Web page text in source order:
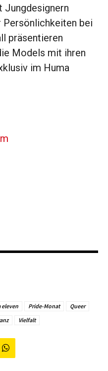
Jungdesignern
Persönlichkeiten bei
präsentieren
Models mit ihren
im Huma
eleven Pride-Monat
Queer
Vielfalt